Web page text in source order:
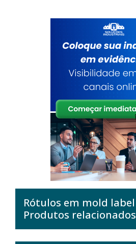
Rótulos em mold label
Produtos relacionados